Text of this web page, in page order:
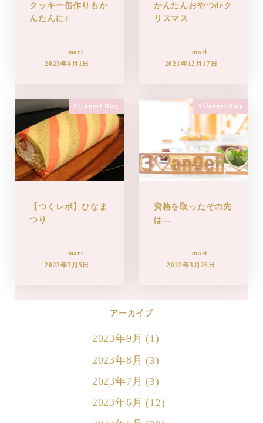
クッキー缶作りもか
んたんに♪
mari
2023年4月1日
かんたんおやつdeク
リスマス
mari
2021年12月17日
3♡angel Blog
【つくレポ】ひなま
つり
mari
2023年3月5日
3♡angel Blog
資格を取ったその先
は…
mari
2022年3月26日
アーカイブ
2023年9月 (1)
2023年8月 (3)
2023年7月 (3)
2023年6月 (12)